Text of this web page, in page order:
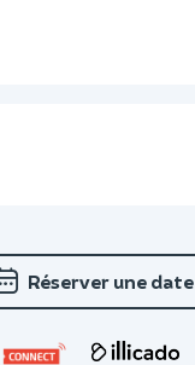
Réserver une date